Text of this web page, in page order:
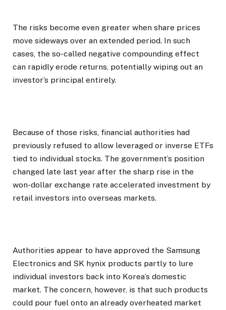
The risks become even greater when share prices
move sideways over an extended period. In such
cases, the so-called negative compounding effect
can rapidly erode returns, potentially wiping out an
investor’s principal entirely.
Because of those risks, financial authorities had
previously refused to allow leveraged or inverse ETFs
tied to individual stocks. The government’s position
changed late last year after the sharp rise in the
won-dollar exchange rate accelerated investment by
retail investors into overseas markets.
Authorities appear to have approved the Samsung
Electronics and SK hynix products partly to lure
individual investors back into Korea’s domestic
market. The concern, however, is that such products
could pour fuel onto an already overheated market